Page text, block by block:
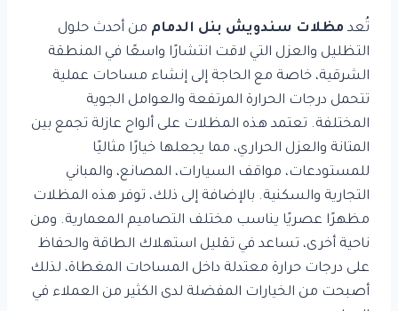
تُعد مظلات سندويش بنل الدمام من أحدث حلول
التظليل والعزل التي لاقت انتشارًا واسعًا في المنطقة
الشرقية، خاصة مع الحاجة إلى إنشاء مساحات عملية
تتحمل درجات الحرارة المرتفعة والعوامل الجوية
المختلفة. تعتمد هذه المظلات على ألواح عازلة تجمع بين
المتانة والعزل الحراري، مما يجعلها خيارًا مثاليًا
للمستودعات، مواقف السيارات، المصانع، والمباني
التجارية والسكنية. بالإضافة إلى ذلك، توفر هذه المظلات
مظهرًا عصريًا يناسب مختلف التصاميم المعمارية. ومن
ناحية أخرى، تساعد في تقليل استهلاك الطاقة والحفاظ
على درجات حرارة معتدلة داخل المساحات المغطاة، لذلك
أصبحت من الخيارات المفضلة لدى الكثير من العملاء في